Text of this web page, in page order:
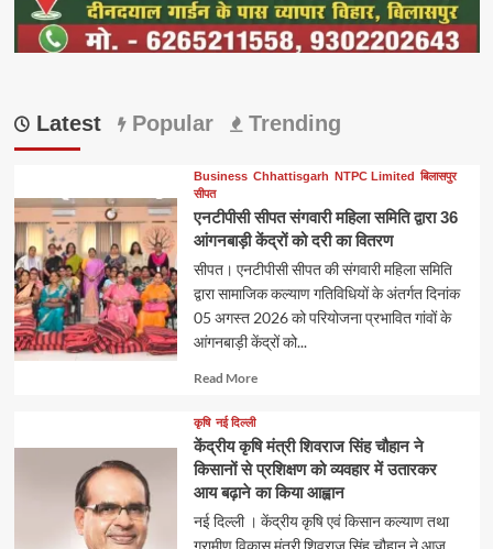
Latest Popular Trending
Business Chhattisgarh NTPC Limited बिलासपुर
सीपत
एनटीपीसी सीपत संगवारी महिला समिति द्वारा 36
आंगनबाड़ी केंद्रों को दरी का वितरण
सीपत। एनटीपीसी सीपत की संगवारी महिला समिति
द्वारा सामाजिक कल्याण गतिविधियों के अंतर्गत दिनांक
05 अगस्त 2026 को परियोजना प्रभावित गांवों के
आंगनबाड़ी केंद्रों को...
Read MoreRead
about
कृषि नई दिल्ली
केंद्रीय कृषि मंत्री शिवराज सिंह चौहान ने
किसानों से प्रशिक्षण को व्यवहार में उतारकर
आय बढ़ाने का किया आह्वान
नई दिल्ली । केंद्रीय कृषि एवं किसान कल्याण तथा
ग्रामीण विकास मंत्री शिवराज सिंह चौहान ने आज